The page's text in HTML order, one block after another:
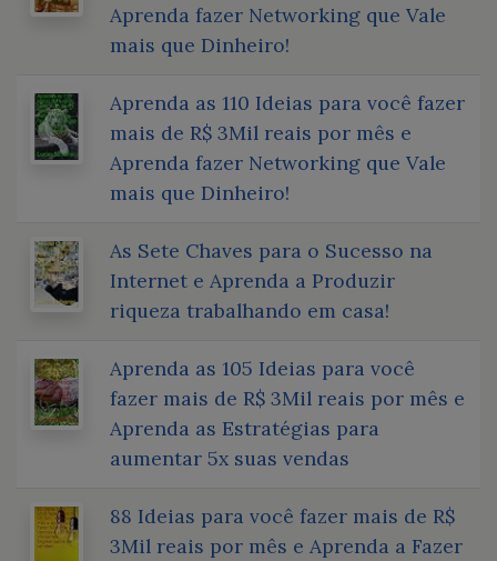
Aprenda fazer Networking que Vale
mais que Dinheiro!
Aprenda as 110 Ideias para você fazer
mais de R$ 3Mil reais por mês e
Aprenda fazer Networking que Vale
mais que Dinheiro!
As Sete Chaves para o Sucesso na
Internet e Aprenda a Produzir
riqueza trabalhando em casa!
Aprenda as 105 Ideias para você
fazer mais de R$ 3Mil reais por mês e
Aprenda as Estratégias para
aumentar 5x suas vendas
88 Ideias para você fazer mais de R$
3Mil reais por mês e Aprenda a Fazer